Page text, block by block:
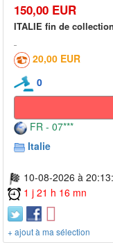
150,00 EUR
ITALIE fin de
20,00 EUR
0
FR - 07***
Italie
10-08-2026 à
1 j 21 h 16 mn
+ ajout à ma sélection